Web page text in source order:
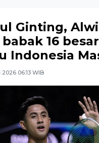
Ginting,
16 besar
Indonesia
06:13 WIB